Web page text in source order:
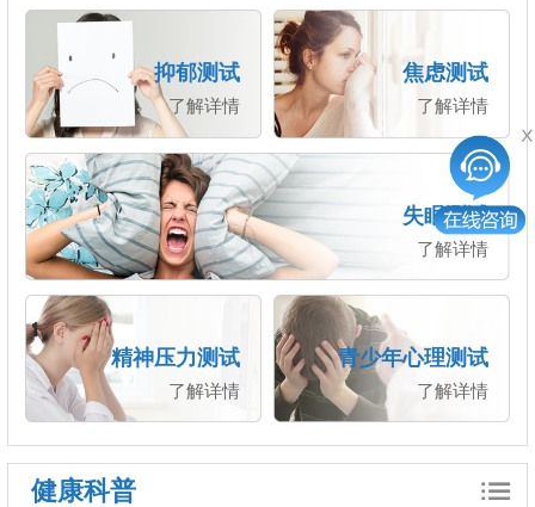
抑郁测试
了解详情
焦虑测试
了解详情
失眠测试
了解详情
精神压力测试
了解详情
青少年心理测试
了解详情
健康科普